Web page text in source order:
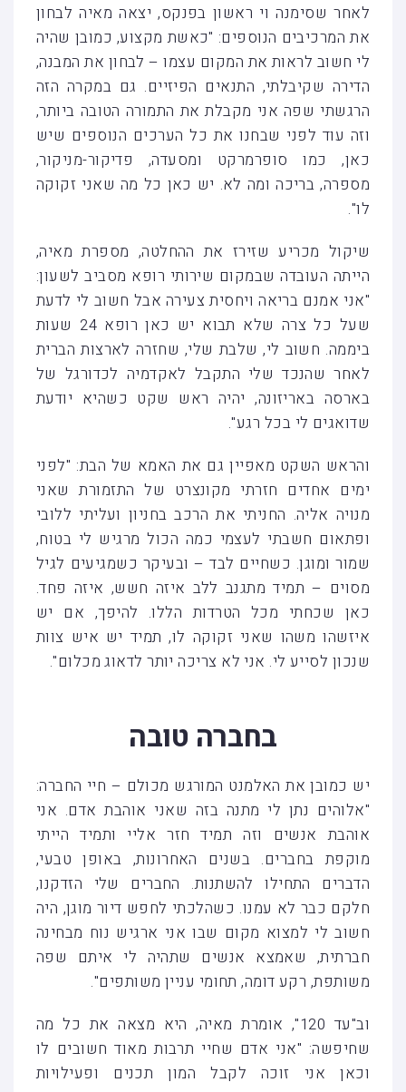
לאחר שסימנה וי ראשון בפנקס, יצאה מאיה לבחון
את המרכיבים הנוספים: "כאשת מקצוע, כמובן שהיה
לי חשוב לראות את המקום עצמו – לבחון את המבנה,
הדירה שקיבלתי, התנאים הפיזיים. גם במקרה הזה
הרגשתי שפה אני מקבלת את התמורה הטובה ביותר,
וזה עוד לפני שבחנו את כל הערכים הנוספים שיש
כאן, כמו סופרמרקט ומסעדה, פדיקור-מניקור,
מספרה, בריכה ומה לא. יש כאן כל מה שאני זקוקה
לו".
שיקול מכריע שזירז את ההחלטה, מספרת מאיה,
הייתה העובדה שבמקום שירותי רופא מסביב לשעון:
"אני אמנם בריאה ויחסית צעירה אבל חשוב לי לדעת
שעל כל צרה שלא תבוא יש כאן רופא 24 שעות
ביממה. חשוב לי, שלבת שלי, שחזרה לארצות הברית
לאחר שהנכד שלי התקבל לאקדמיה לכדורגל של
בארסה באריזונה, יהיה ראש שקט כשהיא יודעת
שדואגים לי בכל רגע".
והראש השקט מאפיין גם את האמא של הבת: "לפני
ימים אחדים חזרתי מקונצרט של התזמורת שאני
מנויה אליה. החניתי את הרכב בחניון ועליתי ללובי
ופתאום חשבתי לעצמי כמה הכול מרגיש לי בטוח,
שמור ומוגן. כשחיים לבד – ובעיקר כשמגיעים לגיל
מסוים – תמיד מתגנב ללב איזה חשש, איזה פחד.
כאן שכחתי מכל הטרדות הללו. להיפך, אם יש
איזשהו משהו שאני זקוקה לו, תמיד יש איש צוות
שנכון לסייע לי. אני לא צריכה יותר לדאוג מכלום".
בחברה טובה
יש כמובן את האלמנט המורגש מכולם – חיי החברה:
"אלוהים נתן לי מתנה בזה שאני אוהבת אדם. אני
אוהבת אנשים וזה תמיד חזר אליי ותמיד הייתי
מוקפת בחברים. בשנים האחרונות, באופן טבעי,
הדברים התחילו להשתנות. החברים שלי הזדקנו,
חלקם כבר לא עמנו. כשהלכתי לחפש דיור מוגן, היה
חשוב לי למצוא מקום שבו אני ארגיש נוח מבחינה
חברתית, שאמצא אנשים שתהיה לי איתם שפה
משותפת, רקע דומה, תחומי עניין משותפים".
וב"עד 120", אומרת מאיה, היא מצאה את כל מה
שחיפשה: "אני אדם שחיי תרבות מאוד חשובים לו
וכאן אני זוכה לקבל המון תכנים ופעילויות